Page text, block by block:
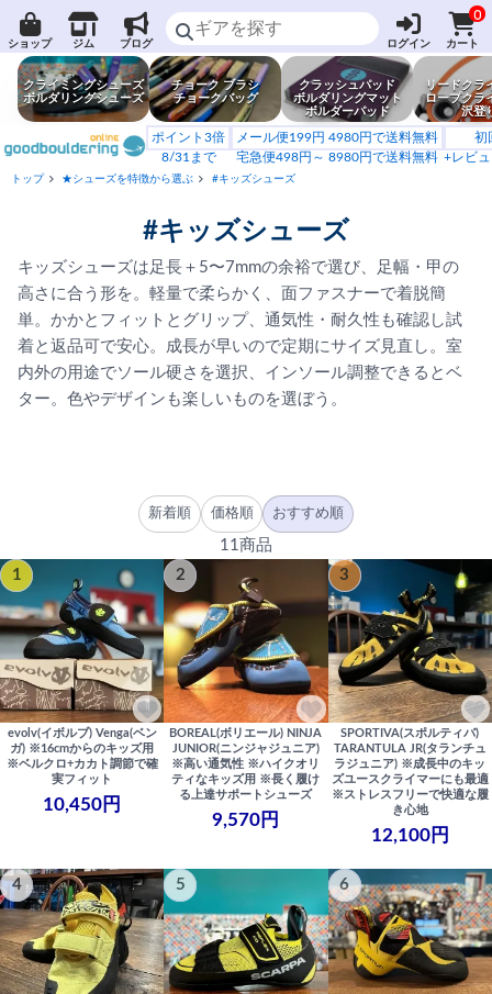
ショップ ジム ブログ ログイン
0
カート
クライミングシューズ
ボルダリングシューズ
チョーク ブラシ
チョークバッグ
クラッシュパッド
ボルダリングマット
ボルダーパッド
リードクラ
ロープクラ
沢登
ポイント3倍
8/31まで
メール便199円 4980円で送料無料
宅急便498円～ 8980円で送料無料
初
+レビ
トップ ★シューズを特徴から選ぶ #キッズシューズ
#キッズシューズ
キッズシューズは足長＋5〜7mmの余裕で選び、足幅・甲の
高さに合う形を。軽量で柔らかく、面ファスナーで着脱簡
単。かかとフィットとグリップ、通気性・耐久性も確認し試
着と返品可で安心。成長が早いので定期にサイズ見直し。室
内外の用途でソール硬さを選択、インソール調整できるとベ
ター。色やデザインも楽しいものを選ぼう。
新着順 価格順 おすすめ順
11商品
1
evolv(イボルブ) Venga(ベン
ガ) ※16cmからのキッズ用
※ベルクロ+カカト調節で確
実フィット
10,450円
2
BOREAL(ボリエール) NINJA
JUNIOR(ニンジャジュニア)
※高い通気性 ※ハイクオリ
ティなキッズ用 ※長く履け
る上達サポートシューズ
9,570円
3
SPORTIVA(スポルティバ)
TARANTULA JR(タランチュ
ラジュニア) ※成長中のキッ
ズユースクライマーにも最適
※ストレスフリーで快適な履
き心地
12,100円
4 5 6